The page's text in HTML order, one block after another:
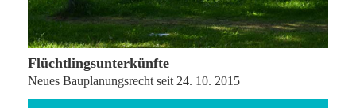
15. Dezember 2015
Flüchtlingsunterkünfte
Neues Bauplanungsrecht seit 24. 10. 2015